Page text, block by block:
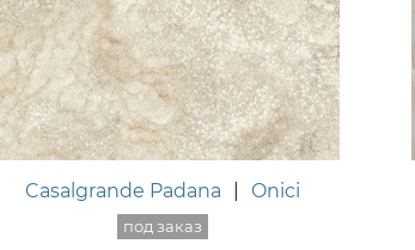
Casalgrande Padana Onici